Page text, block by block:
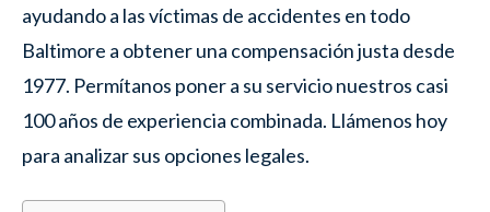
ayudando a las víctimas de accidentes en todo
Baltimore a obtener una compensación justa desde
1977. Permítanos poner a su servicio nuestros casi
100 años de experiencia combinada. Llámenos hoy
para analizar sus opciones legales.